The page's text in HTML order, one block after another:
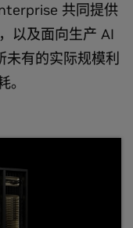
共同提供
以及面向生产 AI
有的实际规模利
。